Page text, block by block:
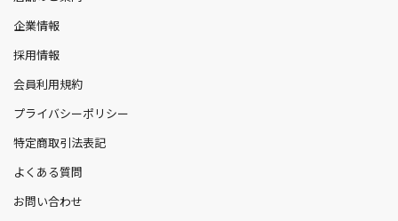
企業情報
採用情報
会員利用規約
プライバシーポリシー
特定商取引法表記
よくある質問
お問い合わせ